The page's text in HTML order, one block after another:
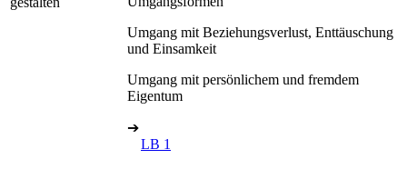
Umgang mit Beziehungsverlust, Enttäuschung
und Einsamkeit
Umgang mit persönlichem und fremdem
Eigentum
➔
LB 1